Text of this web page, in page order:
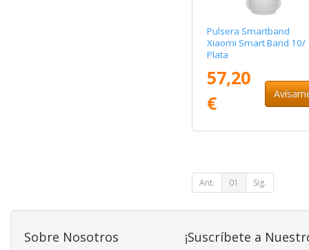
Pulsera Smartband
Xiaomi Smart Band 10/
Plata
57,20
€
Ant. 01 Sig.
Sobre Nosotros ¡Suscríbete a